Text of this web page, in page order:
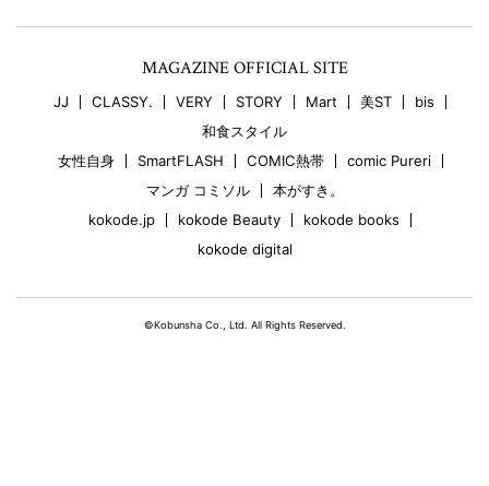
MAGAZINE OFFICIAL SITE
JJ CLASSY. VERY STORY Mart 美ST
bis
和食スタイル
女性自身
SmartFLASH COMIC熱帯
comic Pureri
マンガ コミソル
本がすき。
kokode.jp
kokode Beauty
kokode books
kokode digital
©Kobunsha Co., Ltd. All Rights Reserved.